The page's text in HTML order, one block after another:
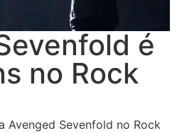
é
no Rock
Avenged Sevenfold no Rock